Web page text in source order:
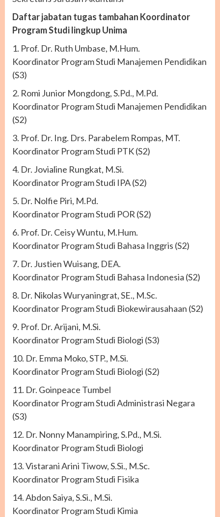
Daftar jabatan tugas tambahan Koordinator
Program Studi lingkup Unima
1. Prof. Dr. Ruth Umbase, M.Hum.
Koordinator Program Studi Manajemen Pendidikan
(S3)
2. Romi Junior Mongdong, S.Pd., M.Pd.
Koordinator Program Studi Manajemen Pendidikan
(S2)
3. Prof. Dr. Ing. Drs. Parabelem Rompas, MT.
Koordinator Program Studi PTK (S2)
4. Dr. Jovialine Rungkat, M.Si.
Koordinator Program Studi IPA (S2)
5. Dr. Nolfie Piri, M.Pd.
Koordinator Program Studi POR (S2)
6. Prof. Dr. Ceisy Wuntu, M.Hum.
Koordinator Program Studi Bahasa Inggris (S2)
7. Dr. Justien Wuisang, DEA.
Koordinator Program Studi Bahasa Indonesia (S2)
8. Dr. Nikolas Wuryaningrat, SE., M.Sc.
Koordinator Program Studi Biokewirausahaan (S2)
9. Prof. Dr. Arijani, M.Si.
Koordinator Program Studi Biologi (S3)
10. Dr. Emma Moko, STP., M.Si.
Koordinator Program Studi Biologi (S2)
11. Dr. Goinpeace Tumbel
Koordinator Program Studi Administrasi Negara
(S3)
12. Dr. Nonny Manampiring, S.Pd., M.Si.
Koordinator Program Studi Biologi
13. Vistarani Arini Tiwow, S.Si., M.Sc.
Koordinator Program Studi Fisika
14. Abdon Saiya, S.Si., M.Si.
Koordinator Program Studi Kimia